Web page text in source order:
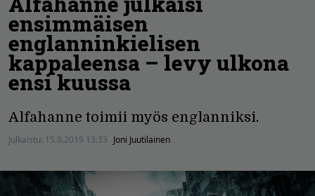
ensimmäisen
englanninkielisen
kappaleensa – levy ulkona
ensi kuussa
Alfahanne toimii myös englanniksi.
Julkaistu: 15.9.2019 13:33 Joni Juutilainen